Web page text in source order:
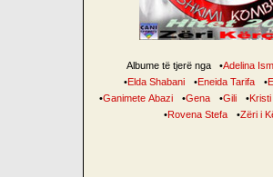
Albume të tjerë nga •Adelina
•Elda Shabani •Eneida Tarifa •
•Ganimete Abazi •Gena •Gili •Kristi
•Rovena Stefa •Zëri i